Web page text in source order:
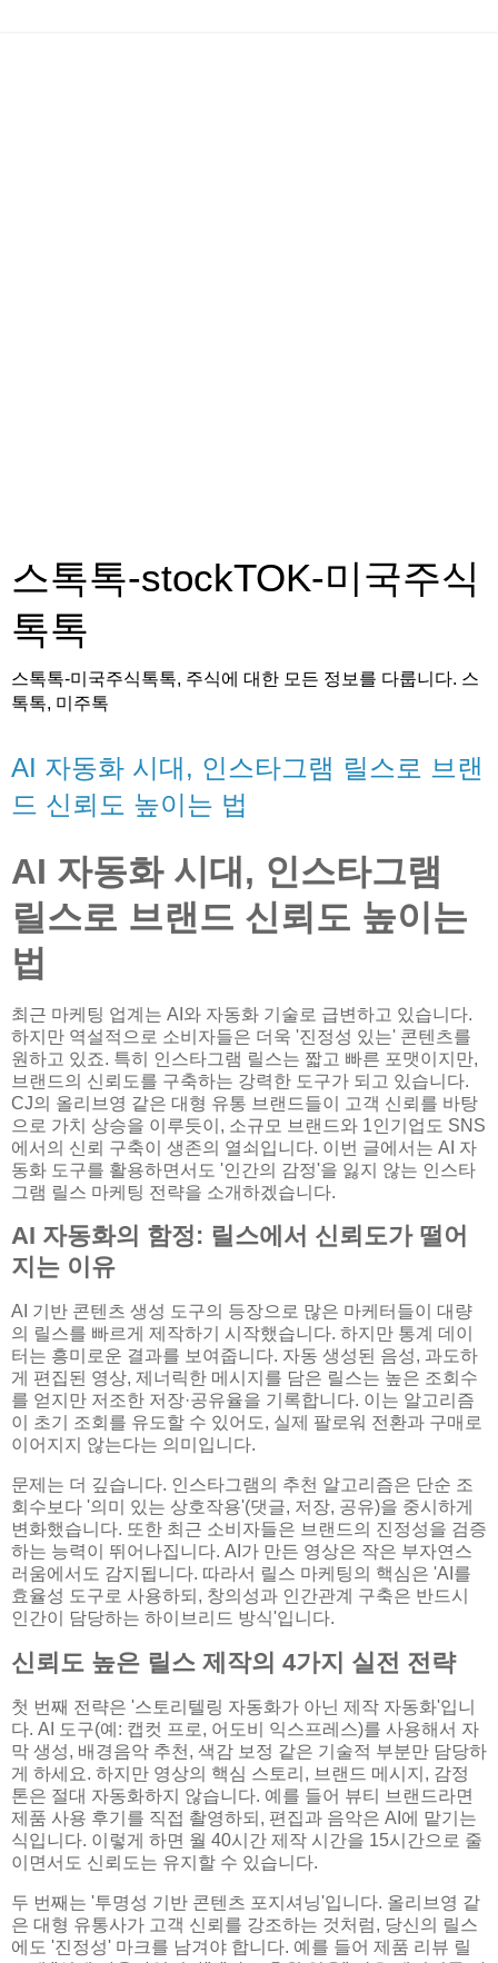
스톡톡-stockTOK-미국주식
톡톡
스톡톡-미국주식톡톡, 주식에 대한 모든 정보를 다룹니다. 스
톡톡, 미주톡
AI 자동화 시대, 인스타그램 릴스로 브랜
드 신뢰도 높이는 법
AI 자동화 시대, 인스타그램
릴스로 브랜드 신뢰도 높이는
법
최근 마케팅 업계는 AI와 자동화 기술로 급변하고 있습니다.
하지만 역설적으로 소비자들은 더욱 '진정성 있는' 콘텐츠를
원하고 있죠. 특히 인스타그램 릴스는 짧고 빠른 포맷이지만,
브랜드의 신뢰도를 구축하는 강력한 도구가 되고 있습니다.
CJ의 올리브영 같은 대형 유통 브랜드들이 고객 신뢰를 바탕
으로 가치 상승을 이루듯이, 소규모 브랜드와 1인기업도 SNS
에서의 신뢰 구축이 생존의 열쇠입니다. 이번 글에서는 AI 자
동화 도구를 활용하면서도 '인간의 감정'을 잃지 않는 인스타
그램 릴스 마케팅 전략을 소개하겠습니다.
AI 자동화의 함정: 릴스에서 신뢰도가 떨어
지는 이유
AI 기반 콘텐츠 생성 도구의 등장으로 많은 마케터들이 대량
의 릴스를 빠르게 제작하기 시작했습니다. 하지만 통계 데이
터는 흥미로운 결과를 보여줍니다. 자동 생성된 음성, 과도하
게 편집된 영상, 제너릭한 메시지를 담은 릴스는 높은 조회수
를 얻지만 저조한 저장·공유율을 기록합니다. 이는 알고리즘
이 초기 조회를 유도할 수 있어도, 실제 팔로워 전환과 구매로
이어지지 않는다는 의미입니다.
문제는 더 깊습니다. 인스타그램의 추천 알고리즘은 단순 조
회수보다 '의미 있는 상호작용'(댓글, 저장, 공유)을 중시하게
변화했습니다. 또한 최근 소비자들은 브랜드의 진정성을 검증
하는 능력이 뛰어나집니다. AI가 만든 영상은 작은 부자연스
러움에서도 감지됩니다. 따라서 릴스 마케팅의 핵심은 'AI를
효율성 도구로 사용하되, 창의성과 인간관계 구축은 반드시
인간이 담당하는 하이브리드 방식'입니다.
신뢰도 높은 릴스 제작의 4가지 실전 전략
첫 번째 전략은 '스토리텔링 자동화가 아닌 제작 자동화'입니
다. AI 도구(예: 캡컷 프로, 어도비 익스프레스)를 사용해서 자
막 생성, 배경음악 추천, 색감 보정 같은 기술적 부분만 담당하
게 하세요. 하지만 영상의 핵심 스토리, 브랜드 메시지, 감정
톤은 절대 자동화하지 않습니다. 예를 들어 뷰티 브랜드라면
제품 사용 후기를 직접 촬영하되, 편집과 음악은 AI에 맡기는
식입니다. 이렇게 하면 월 40시간 제작 시간을 15시간으로 줄
이면서도 신뢰도는 유지할 수 있습니다.
두 번째는 '투명성 기반 콘텐츠 포지셔닝'입니다. 올리브영 같
은 대형 유통사가 고객 신뢰를 강조하는 것처럼, 당신의 릴스
에도 '진정성' 마크를 남겨야 합니다. 예를 들어 제품 리뷰 릴